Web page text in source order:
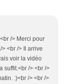
/> Merci pour
<br /> Il arrive
voir la vidéo
suffit.<br /> <br />
:)<br /> <br />